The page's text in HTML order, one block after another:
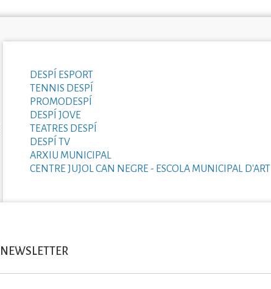
DESPÍ ESPORT
TENNIS DESPÍ
PROMODESPÍ
DESPÍ JOVE
TEATRES DESPÍ
DESPÍ TV
ARXIU MUNICIPAL
CENTRE JUJOL CAN NEGRE - ESCOLA MUNICIPAL D'ART